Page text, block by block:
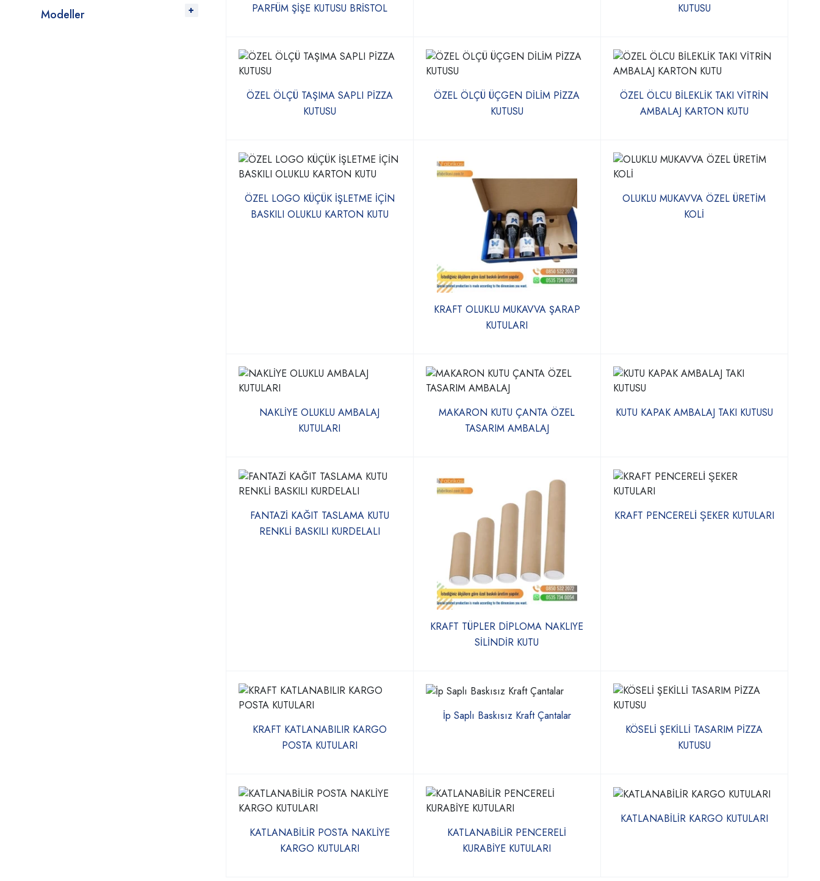
PARFÜM ŞİŞE KUTUSU BRİSTOL
KUTUSU
ÖZEL ÖLÇÜ TAŞIMA SAPLI PİZZA
KUTUSU
ÖZEL ÖLÇÜ ÜÇGEN DİLİM PİZZA
KUTUSU
ÖZEL ÖLCU BİLEKLİK TAKI VİTRİN
AMBALAJ KARTON KUTU
ÖZEL LOGO KÜÇÜK İŞLETME İÇİN
BASKILI OLUKLU KARTON KUTU
KRAFT OLUKLU MUKAVVA ŞARAP
KUTULARI
OLUKLU MUKAVVA ÖZEL ÜRETİM
KOLİ
NAKLİYE OLUKLU AMBALAJ
KUTULARI
MAKARON KUTU ÇANTA ÖZEL
TASARIM AMBALAJ
KUTU KAPAK AMBALAJ TAKI KUTUSU
FANTAZİ KAĞIT TASLAMA KUTU
RENKLİ BASKILI KURDELALI
KRAFT TÜPLER DİPLOMA NAKLIYE
SİLİNDİR KUTU
KRAFT PENCERELİ ŞEKER KUTULARI
KRAFT KATLANABILIR KARGO
POSTA KUTULARI
İp Saplı Baskısız Kraft Çantalar
KÖSELİ ŞEKİLLİ TASARIM PİZZA
KUTUSU
KATLANABİLİR POSTA NAKLİYE
KARGO KUTULARI
KATLANABİLİR PENCERELİ
KURABİYE KUTULARI
KATLANABİLİR KARGO KUTULARI
Modeller